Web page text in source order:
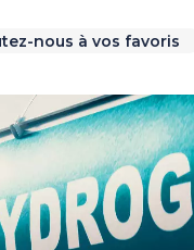
nous à vos favoris